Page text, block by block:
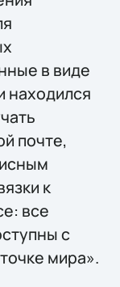
в виде
находился
почте,
к
все
с
мира».